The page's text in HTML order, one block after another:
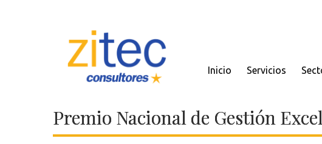
Inicio Servicios
Premio Nacional de Gestión